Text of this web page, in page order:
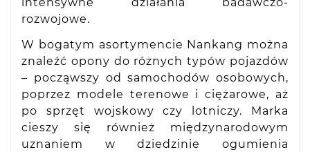
intensywne działania badawczo-
rozwojowe.
W bogatym asortymencie Nankang można
znaleźć opony do różnych typów pojazdów
– począwszy od samochodów osobowych,
poprzez modele terenowe i ciężarowe, aż
po sprzęt wojskowy czy lotniczy. Marka
cieszy się również międzynarodowym
uznaniem w dziedzinie ogumienia